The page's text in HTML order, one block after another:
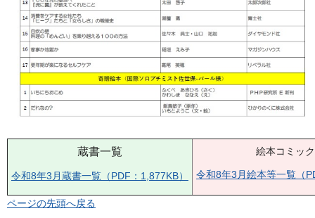
蔵書一覧
令和8年3月蔵書一覧（PDF：1,877KB）
絵本コミック
令和8年3月絵本等一覧（
ページの先頭へ戻る